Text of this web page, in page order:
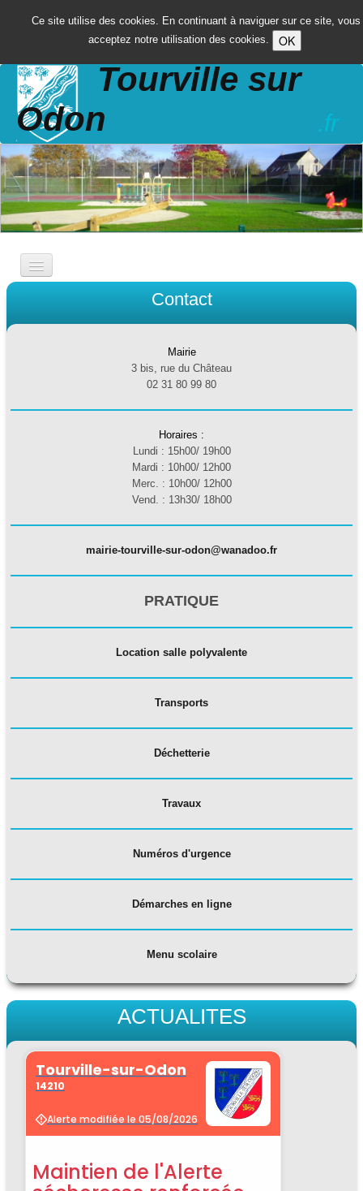
Ce site utilise des cookies. En continuant à naviguer sur ce site, vous
acceptez notre utilisation des cookies.
OK
Tourville sur
Odon
.fr
Accueil
▼
Urbanisme/Travaux▼
Contact
Mairie
3 bis, rue du Château
02 31 80 99 80
Horaires :
Lundi : 15h00/ 19h00
​Mardi : 10h00/ 12h00
​Merc. : 10h00/ 12h00
​Vend. : 13h30/ 18h00
​mairie-tourville-sur-odon@wanadoo.fr
PRATIQUE
Location salle polyvalente
Transports
Déchetterie​
Travaux
Numéros d'urgence
Démarches en ligne
​​​​​​​​​Menu scolaire
ACTUALITES